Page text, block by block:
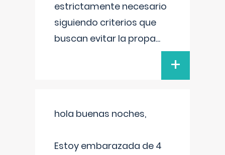
estrictamente necesario
siguiendo criterios que
buscan evitar la propa...
+
hola buenas noches,
Estoy embarazada de 4